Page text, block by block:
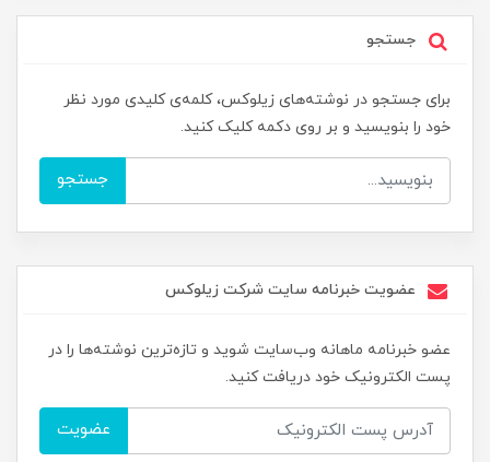
جستجو
برای جستجو در نوشته‌های زیلوکس، کلمه‌ی کلیدی مورد نظر
خود را بنویسید و بر روی دکمه کلیک کنید.
جستجو
عضویت خبرنامه سایت شرکت زیلوکس
عضو خبرنامه ماهانه وب‌سایت شوید و تازه‌ترین نوشته‌ها را در
پست الکترونیک خود دریافت کنید.
عضویت